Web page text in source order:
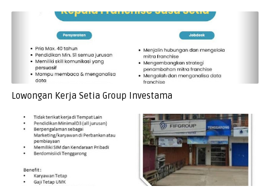
Lowongan Kerja Setia Group Investama